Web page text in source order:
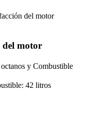
del motor
del motor
y Combustible
42 litros